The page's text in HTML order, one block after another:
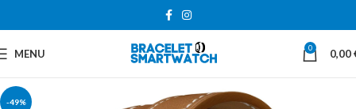
MENU 0 0,00
-49%